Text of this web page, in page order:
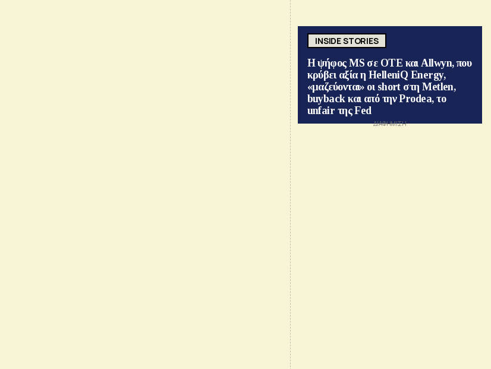
INSIDE STORIES
Η ψήφος MS σε ΟΤΕ και Allwyn, που
κρύβει αξία η HelleniQ Energy,
«μαζεύονται» οι short στη Metlen,
buyback και από την Prodea, το
unfair της Fed